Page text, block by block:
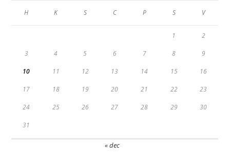
Életében
H K S C P S V
1 2
3 4 5 6 7 8 9
10 11 12 13 14 15 16
17 18 19 20 21 22 23
24 25 26 27 28 29 30
31
« dec